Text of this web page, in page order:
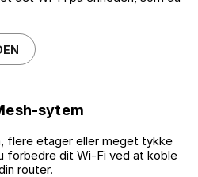
sytem
flere etager eller meget tykke
forbedre dit Wi-Fi ved at koble
router.